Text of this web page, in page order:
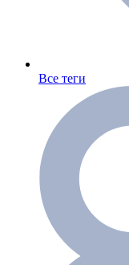
Все теги